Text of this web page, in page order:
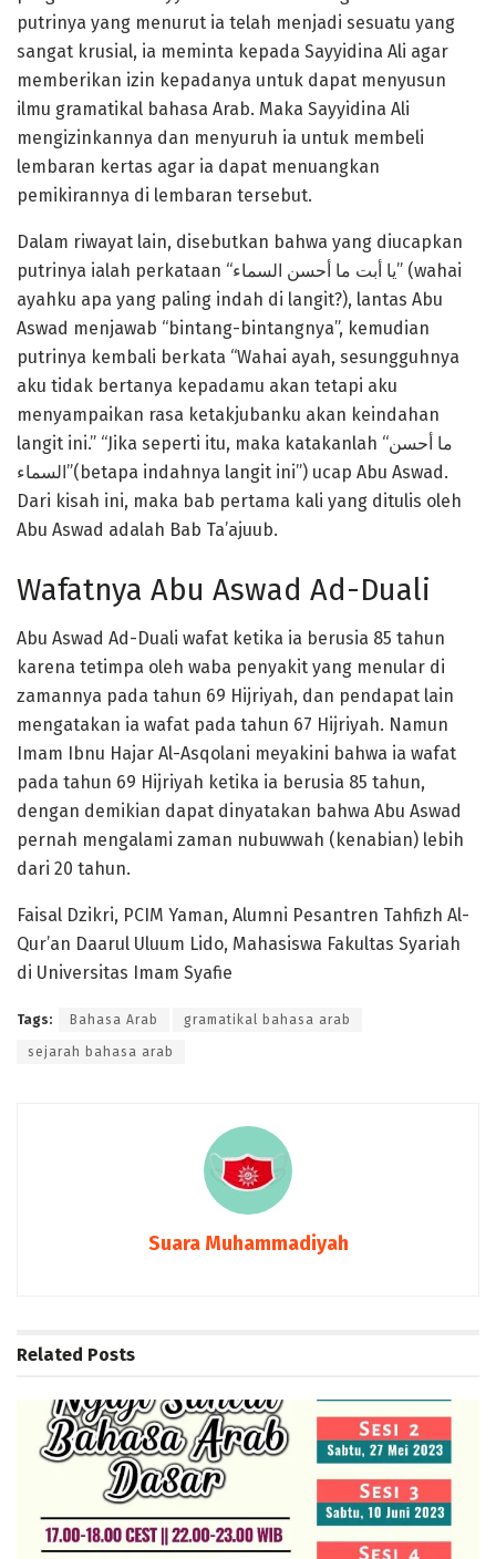
putrinya yang menurut ia telah menjadi sesuatu yang
sangat krusial, ia meminta kepada Sayyidina Ali agar
memberikan izin kepadanya untuk dapat menyusun
ilmu gramatikal bahasa Arab. Maka Sayyidina Ali
mengizinkannya dan menyuruh ia untuk membeli
lembaran kertas agar ia dapat menuangkan
pemikirannya di lembaran tersebut.
Dalam riwayat lain, disebutkan bahwa yang diucapkan
putrinya ialah perkataan “يا أبت ما أحسن السماء” (wahai
ayahku apa yang paling indah di langit?), lantas Abu
Aswad menjawab “bintang-bintangnya”, kemudian
putrinya kembali berkata “Wahai ayah, sesungguhnya
aku tidak bertanya kepadamu akan tetapi aku
menyampaikan rasa ketakjubanku akan keindahan
langit ini.” “Jika seperti itu, maka katakanlah “ما أحسن
السماء”(betapa indahnya langit ini”) ucap Abu Aswad.
Dari kisah ini, maka bab pertama kali yang ditulis oleh
Abu Aswad adalah Bab Ta’ajuub.
Wafatnya Abu Aswad Ad-Duali
Abu Aswad Ad-Duali wafat ketika ia berusia 85 tahun
karena tetimpa oleh waba penyakit yang menular di
zamannya pada tahun 69 Hijriyah, dan pendapat lain
mengatakan ia wafat pada tahun 67 Hijriyah. Namun
Imam Ibnu Hajar Al-Asqolani meyakini bahwa ia wafat
pada tahun 69 Hijriyah ketika ia berusia 85 tahun,
dengan demikian dapat dinyatakan bahwa Abu Aswad
pernah mengalami zaman nubuwwah (kenabian) lebih
dari 20 tahun.
Faisal Dzikri, PCIM Yaman, Alumni Pesantren Tahfizh Al-
Qur’an Daarul Uluum Lido, Mahasiswa Fakultas Syariah
di Universitas Imam Syafie
Tags: Bahasa Arab gramatikal bahasa arab
sejarah bahasa arab
Suara Muhammadiyah
Related Posts